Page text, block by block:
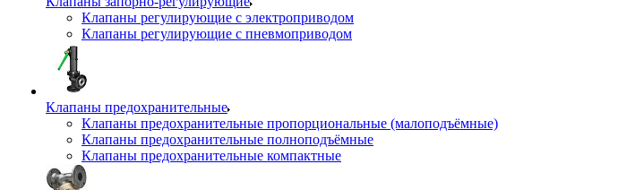
Клапаны регулирующие с электроприводом
Клапаны регулирующие с пневмоприводом
Клапаны предохранительные
Клапаны предохранительные пропорциональные (малоподъёмные)
Клапаны предохранительные полноподъёмные
Клапаны предохранительные компактные